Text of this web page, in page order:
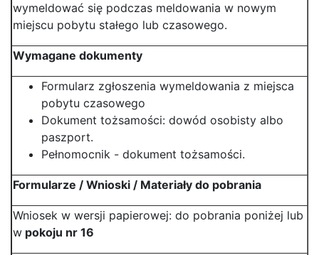
wymeldować się podczas meldowania w nowym
miejscu pobytu stałego lub czasowego.
Wymagane dokumenty
Formularz zgłoszenia wymeldowania z miejsca
pobytu czasowego
Dokument tożsamości: dowód osobisty albo
paszport.
Pełnomocnik - dokument tożsamości.
Formularze / Wnioski / Materiały do pobrania
Wniosek w wersji papierowej: do pobrania poniżej lub
w pokoju nr 16